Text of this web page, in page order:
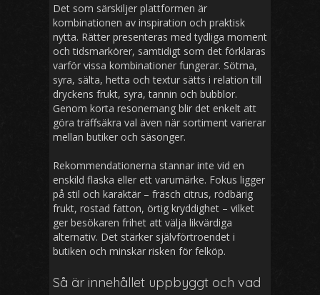
Det som särskiljer plattformen är
kombinationen av inspiration och praktisk
nytta. Rätter presenteras med tydliga moment
och tidsmarkörer, samtidigt som det förklaras
varför vissa kombinationer fungerar. Sötma,
syra, sälta, hetta och textur sätts i relation till
dryckens frukt, syra, tannin och bubblor.
Genom korta resonemang blir det enkelt att
göra träffsäkra val även när sortiment varierar
mellan butiker och säsonger.
Rekommendationerna stannar inte vid en
enskild flaska eller ett varumärke. Fokus ligger
på stil och karaktär – fräsch citrus, rödbärig
frukt, rostad fatton, örtig kryddighet – vilket
ger besökaren frihet att välja likvärdiga
alternativ. Det stärker självförtroendet i
butiken och minskar risken för felköp.
Så är innehållet uppbyggt och vad